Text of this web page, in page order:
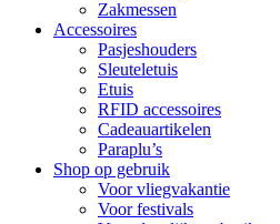
Zakmessen
Accessoires
Pasjeshouders
Sleuteletuis
Etuis
RFID accessoires
Cadeauartikelen
Paraplu’s
Shop op gebruik
Voor vliegvakantie
Voor festivals